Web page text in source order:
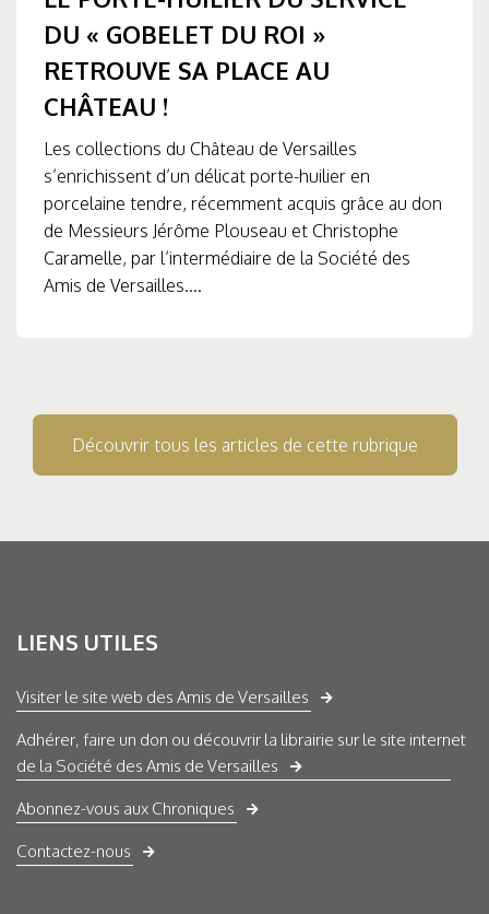
DU « GOBELET DU ROI »
RETROUVE SA PLACE AU
CHÂTEAU !
Les collections du Château de Versailles
s’enrichissent d’un délicat porte-huilier en
porcelaine tendre, récemment acquis grâce au don
de Messieurs Jérôme Plouseau et Christophe
Caramelle, par l’intermédiaire de la Société des
Amis de Versailles....
Découvrir tous les articles de cette rubrique
LIENS UTILES
Visiter le site web des Amis de Versailles
Adhérer, faire un don ou découvrir la librairie sur le site internet
de la Société des Amis de Versailles
Abonnez-vous aux Chroniques
Contactez-nous